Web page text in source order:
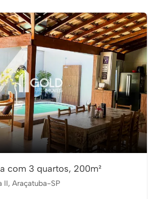
com 3 quartos, 200m²
II, Araçatuba-SP